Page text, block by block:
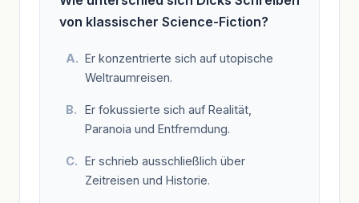
von klassischer Science-Fiction?
Er konzentrierte sich auf utopische
Weltraumreisen.
Er fokussierte sich auf Realität,
Paranoia und Entfremdung.
Er schrieb ausschließlich über
Zeitreisen und Historie.